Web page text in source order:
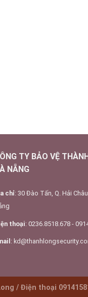
TY BẢO VỆ
NẴNG
chỉ: 30 Đào Tấn, Q. Hải
thoại: 0236.8518.678 -
:
/ Điện thoại